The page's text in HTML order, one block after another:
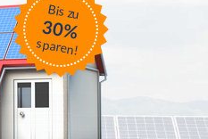
Bis zu
30%
sparen!